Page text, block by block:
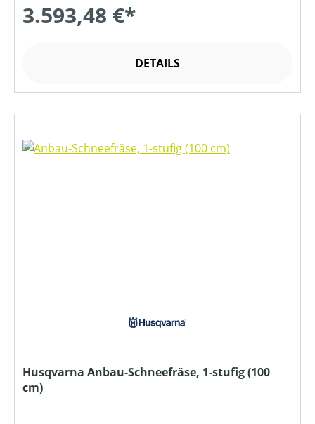
3.593,48 €*
DETAILS
Husqvarna Anbau-Schneefräse, 1-stufig (100
cm)